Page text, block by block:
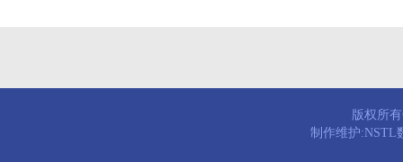
版权所
制作维护:NSTL